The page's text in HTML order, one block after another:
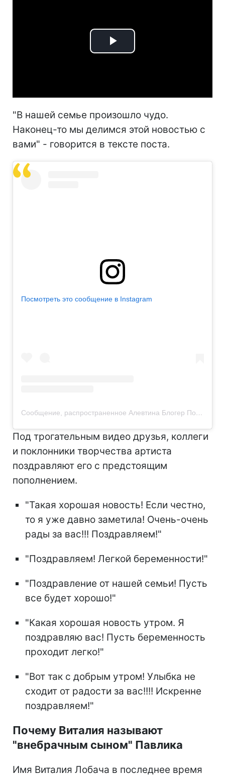
Play
"В нашей семье произошло чудо.
Наконец-то мы делимся этой новостью с
вами" - говорится в тексте поста.
Посмотреть это сообщение в Instagram
Сообщение, распространенное Алевтина Блогер Полтава (@alevtina_lobach)
Под трогательным видео друзья, коллеги
и поклонники творчества артиста
поздравляют его с предстоящим
пополнением.
"Такая хорошая новость! Если честно,
то я уже давно заметила! Очень-очень
рады за вас!!! Поздравляем!"
"Поздравляем! Легкой беременности!"
"Поздравление от нашей семьи! Пусть
все будет хорошо!"
"Какая хорошая новость утром. Я
поздравляю вас! Пусть беременность
проходит легко!"
"Вот так с добрым утром! Улыбка не
сходит от радости за вас!!!! Искренне
поздравляем!"
Почему Виталия называют
"внебрачным сыном" Павлика
Имя Виталия Лобача в последнее время